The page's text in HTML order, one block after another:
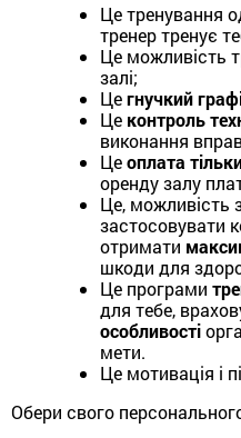
Це тренування
тренер тренує
Це можливість
залі;
Цегнучкий
Це контроль
виконання
Цеоплата
оренду залу
Це, можливість
застосовувати
отримати
шкоди для
Це програми
для тебе,
особливості
мети.
Це мотивація і
Обери свого